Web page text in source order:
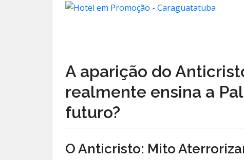
A aparição do
realmente ensina a
futuro?
O Anticristo: Mito